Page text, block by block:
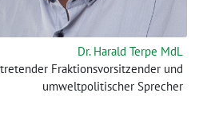
Dr. Harald Terpe MdL
Fraktionsvorsitzender und
umweltpolitischer Sprecher